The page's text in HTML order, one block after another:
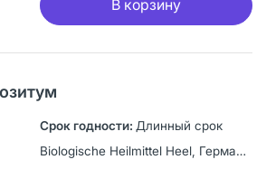
В корзину
Длинный срок
Biologische Heilmittel Heel, Германия